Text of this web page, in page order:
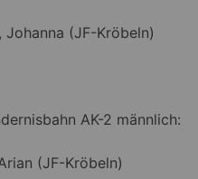
Johanna (JF-Kröbeln)
AK-2 männlich:
(JF-Kröbeln)